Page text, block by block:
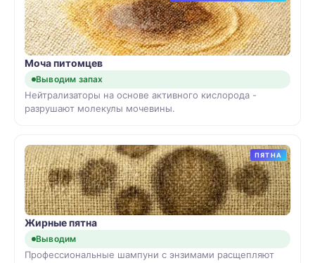
Моча питомцев
Выводим запах
Нейтрализаторы на основе активного кислорода -
разрушают молекулы мочевины.
ПЯТНА
Жирные пятна
Выводим
Профессиональные шампуни с энзимами расщепляют